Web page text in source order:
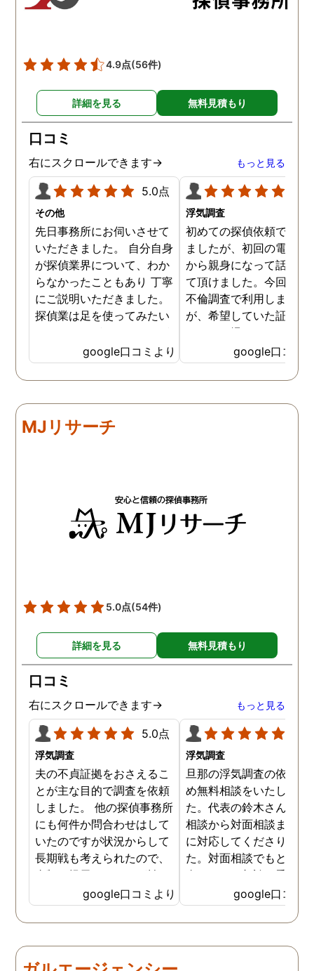
4.9点(56件)
詳細を見る 無料見積もり
口コミ
右にスクロールできます→ もっと見る
5.0点
その他
先日事務所にお伺いさせて
いただきました。 自分自身
が探偵業界について、わか
らなかったこともあり 丁寧
にご説明いただきました。
探偵業は足を使ってみたい
SNSなどの知識も豊富で、
色んな視点から対応されて
います。 他の口コミにもあ
金が安く明確で親身になっ
て対応いただける探偵さん
google口コミより
浮気調査
初めての探偵依頼で緊張
ましたが、初回の電話相
から親身になって話を聞
て頂けました。今回、夫
不倫調査で利用しました
が、希望していた証拠を
っかりと撮ってもらうこ
が出来ました。調査中も
動きがある度に細かく報
してくださり、安心しま
読めない中、柔軟に対応
す。
google口コミ
MJリサーチ
5.0点(54件)
詳細を見る 無料見積もり
口コミ
右にスクロールできます→ もっと見る
5.0点
浮気調査
夫の不貞証拠をおさえるこ
とが主な目的で調査を依頼
しました。 他の探偵事務所
にも何件か問合わせはして
いたのですが状況からして
長期戦も考えられたので、
金額を提示されそれが払え
ないとそもそも相談もでき
ない状態でした。 そんな中
ダメ元で同じ相談をした
してくださり、そして私が
google口コミより
浮気調査
旦那の浮気調査の依頼の
め無料相談をいたしまし
た。代表の鈴木さんが電
相談から対面相談まです
に対応してくださりまし
た。対面相談でもとても
身になって相談に乗って
ださりすぐに契約といっ
こともなく金銭的な問題
ありましたので相談して
さりました。結果として
google口コミ